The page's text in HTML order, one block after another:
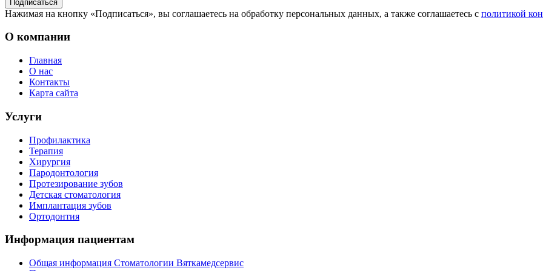
Подписаться
Нажимая на кнопку «Подписаться», вы соглашаетесь на обработку персональных данных, а также соглашаетесь с политикой
О компании
Главная
О нас
Контакты
Карта сайта
Услуги
Профилактика
Терапия
Хирургия
Пародонтология
Протезирование зубов
Детская стоматология
Имплантация зубов
Ортодонтия
Информация пациентам
Общая информация Стоматологии Вяткамедсервис